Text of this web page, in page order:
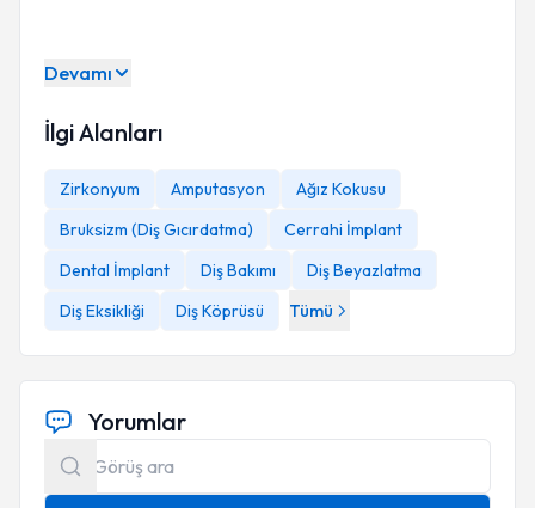
Devamı
İlgi Alanları
Zirkonyum Amputasyon
Ağız Kokusu
Bruksizm (Diş Gıcırdatma)
Cerrahi İmplant
Dental İmplant
Diş Bakımı
Diş Beyazlatma
Diş Eksikliği
Diş Köprüsü Tümü
Yorumlar